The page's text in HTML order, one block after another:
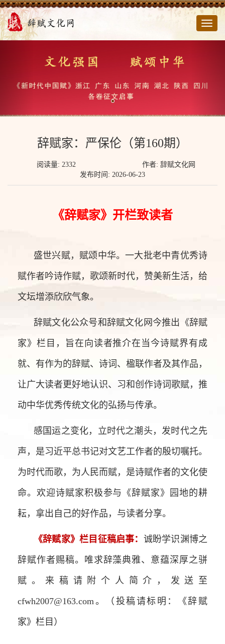
切
辞赋家：严保伦（第160期）
阅读量: 2332
作者: 辞赋文化网
发布时间: 2026-06-23
《辞赋家》开栏致读者
盛世兴赋，赋颂中华。一大批老中青优秀诗
赋作者吟诗作赋，歌颂新时代，赞美新生活，给
文坛增添欣欣气象。
辞赋文化公众号和辞赋文化网今推出《辞赋
家》栏目，旨在向读者推介在当今诗赋界有成
就、有作为的辞赋、诗词、楹联作者及其作品，
让广大读者更好地认识、习和创作诗词歌赋，推
动中华优秀传统文化的弘扬与传承。
感国运之变化，立时代之潮头，发时代之先
声，是习近平总书记对文艺工作者的殷切嘱托。
为时代而歌，为人民而赋，是诗赋作者的文化使
命。欢迎诗赋家积极参与《辞赋家》园地的耕
耘，拿出自己的好作品，与读者分享。
《辞赋家》栏目征稿启事： 诚盼学识渊博之
辞赋作者赐稿。唯求辞藻典雅、意蕴深厚之骈
赋。来稿请附个人简介，发送至
cfwh2007@163.com。（投稿请标明：《辞赋
家》栏目）